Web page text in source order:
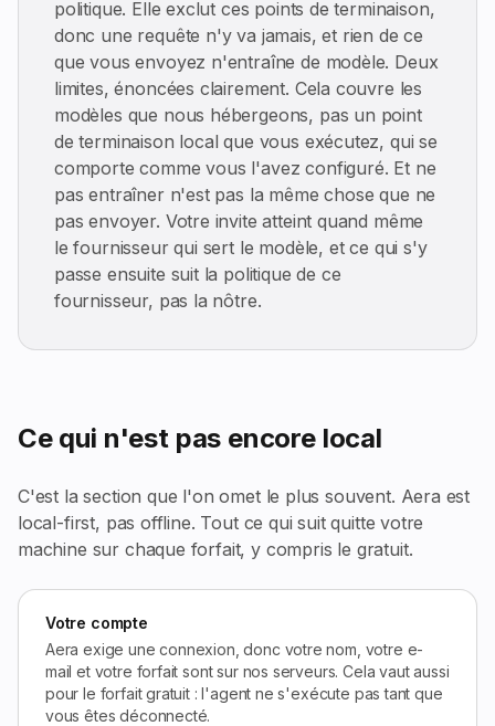
politique. Elle exclut ces points de terminaison,
donc une requête n'y va jamais, et rien de ce
que vous envoyez n'entraîne de modèle. Deux
limites, énoncées clairement. Cela couvre les
modèles que nous hébergeons, pas un point
de terminaison local que vous exécutez, qui se
comporte comme vous l'avez configuré. Et ne
pas entraîner n'est pas la même chose que ne
pas envoyer. Votre invite atteint quand même
le fournisseur qui sert le modèle, et ce qui s'y
passe ensuite suit la politique de ce
fournisseur, pas la nôtre.
Ce qui n'est pas encore local
C'est la section que l'on omet le plus souvent. Aera est
local-first, pas offline. Tout ce qui suit quitte votre
machine sur chaque forfait, y compris le gratuit.
Votre compte
Aera exige une connexion, donc votre nom, votre e-
mail et votre forfait sont sur nos serveurs. Cela vaut aussi
pour le forfait gratuit : l'agent ne s'exécute pas tant que
vous êtes déconnecté.